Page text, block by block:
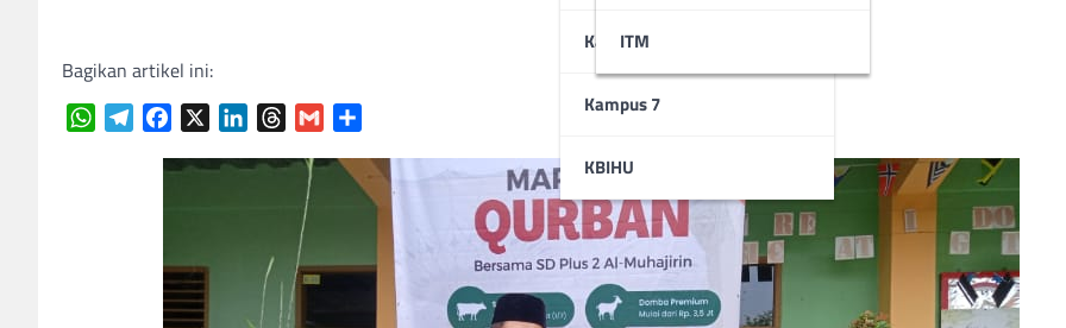
STAI
ITM
Kampus 6
Kampus 7
KBIHU
Bagikan artikel ini:
WhatsAppTelegramFacebook LinkedInThreads
Gmail